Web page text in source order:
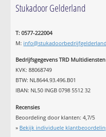
Stukadoor Gelderland
T: 0577-222004
M:
Bedrijfsgegevens TRD Multidiensten
KVK: 88068749
BTW: NL8644.93.496.B01
IBAN: NL50 INGB 0798 5512 32
Recensies
Beoordeling door klanten:4,7/5
» Bekijk individuele